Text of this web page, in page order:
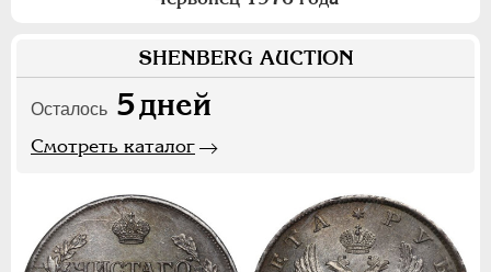
SHENBERG AUCTION
Осталось 5дней
Смотреть каталог